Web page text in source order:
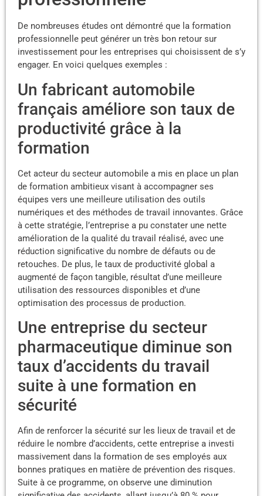
De nombreuses études ont démontré que la formation
professionnelle peut générer un très bon retour sur
investissement pour les entreprises qui choisissent de s’y
engager. En voici quelques exemples :
Un fabricant automobile
français améliore son taux de
productivité grâce à la
formation
Cet acteur du secteur automobile a mis en place un plan
de formation ambitieux visant à accompagner ses
équipes vers une meilleure utilisation des outils
numériques et des méthodes de travail innovantes. Grâce
à cette stratégie, l’entreprise a pu constater une nette
amélioration de la qualité du travail réalisé, avec une
réduction significative du nombre de défauts ou de
retouches. De plus, le taux de productivité global a
augmenté de façon tangible, résultat d’une meilleure
utilisation des ressources disponibles et d’une
optimisation des processus de production.
Une entreprise du secteur
pharmaceutique diminue son
taux d’accidents du travail
suite à une formation en
sécurité
Afin de renforcer la sécurité sur les lieux de travail et de
réduire le nombre d’accidents, cette entreprise a investi
massivement dans la formation de ses employés aux
bonnes pratiques en matière de prévention des risques.
Suite à ce programme, on observe une diminution